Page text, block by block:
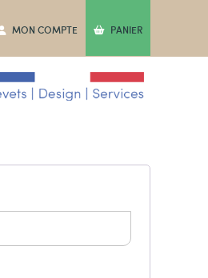
MON COMPTE PANIER